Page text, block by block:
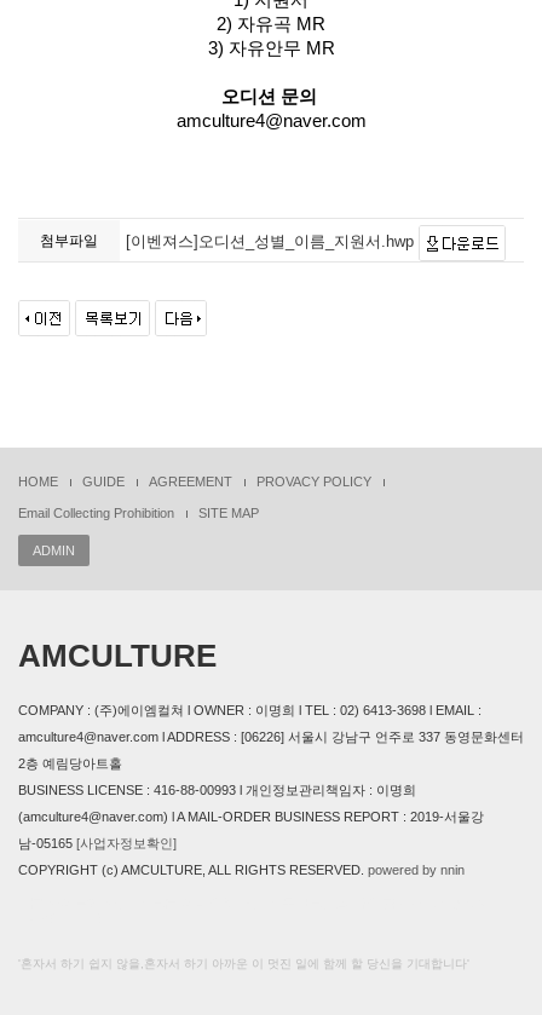
2) 자유곡 MR
3) 자유안무 MR
​오디션 문의
amculture4@naver.com
첨부파일 [이벤져스]오디션_성별_이름_지원서.hwp
HOME GUIDE AGREEMENT PROVACY POLICY
Email Collecting Prohibition SITE MAP
ADMIN
AMCULTURE
COMPANY : (주)에이엠컬쳐 l OWNER : 이명희 l TEL : 02) 6413-3698 l EMAIL :
amculture4@naver.com l ADDRESS : [06226] 서울시 강남구 언주로 337 동영문화센터
2층 예림당아트홀
BUSINESS LICENSE : 416-88-00993 l 개인정보관리책임자 : 이명희
(amculture4@naver.com) l A MAIL-ORDER BUSINESS REPORT : 2019-서울강
남-05165 [사업자정보확인]
COPYRIGHT (c) AMCULTURE, ALL RIGHTS RESERVED. powered by nnin
'혼자서 하기 쉽지 않을,혼자서 하기 아까운 이 멋진 일에 함께 할 당신을 기대합니다'